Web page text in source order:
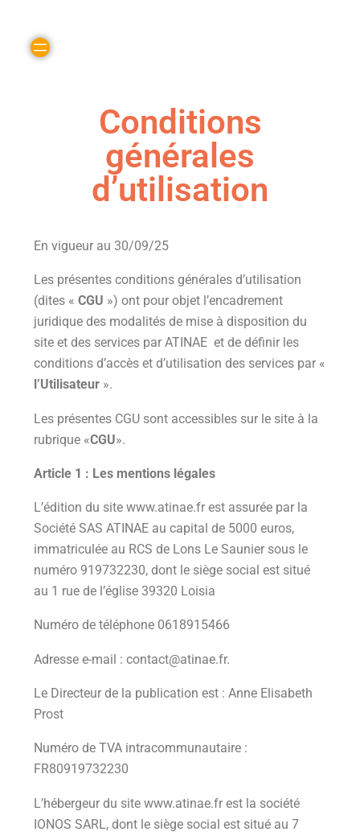
Conditions
générales
d’utilisation
En vigueur au 30/09/25
Les présentes conditions générales d’utilisation
(dites « CGU ») ont pour objet l’encadrement
juridique des modalités de mise à disposition du
site et des services par ATINAE et de définir les
conditions d’accès et d’utilisation des services par «
l’Utilisateur ».
Les présentes CGU sont accessibles sur le site à la
rubrique «CGU».
Article 1 : Les mentions légales
L’édition du site www.atinae.fr est assurée par la
Société SAS ATINAE au capital de 5000 euros,
immatriculée au RCS de Lons Le Saunier sous le
numéro 919732230, dont le siège social est situé
au 1 rue de l’église 39320 Loisia
Numéro de téléphone 0618915466
Adresse e-mail : contact@atinae.fr.
Le Directeur de la publication est : Anne Elisabeth
Prost
Numéro de TVA intracommunautaire :
FR80919732230
L’hébergeur du site www.atinae.fr est la société
IONOS SARL, dont le siège social est situé au 7